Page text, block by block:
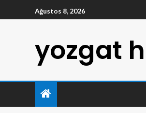
Ağustos 8, 2026
yozgat